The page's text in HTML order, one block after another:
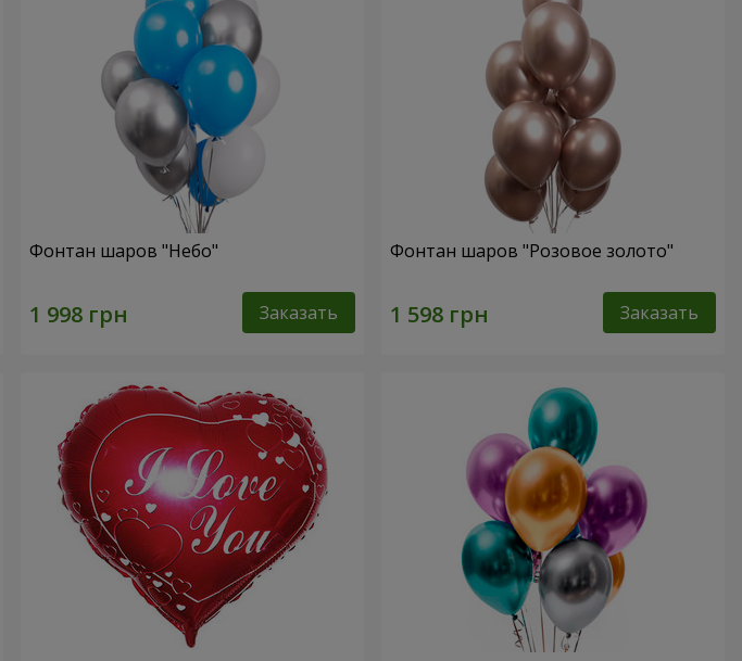
Фонтан шаров "Небо"
Заказать
Фонтан шаров "Розовое золото"
Заказать